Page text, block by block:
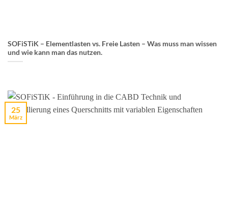
SOFiSTiK – Elementlasten vs. Freie Lasten – Was muss man wissen
und wie kann man das nutzen.
25
März